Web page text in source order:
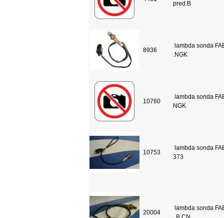
pred.B
8936
lambda sonda
.NGK
10760
lambda sonda
NGK
10753
lambda sonda
373
20004
lambda sonda